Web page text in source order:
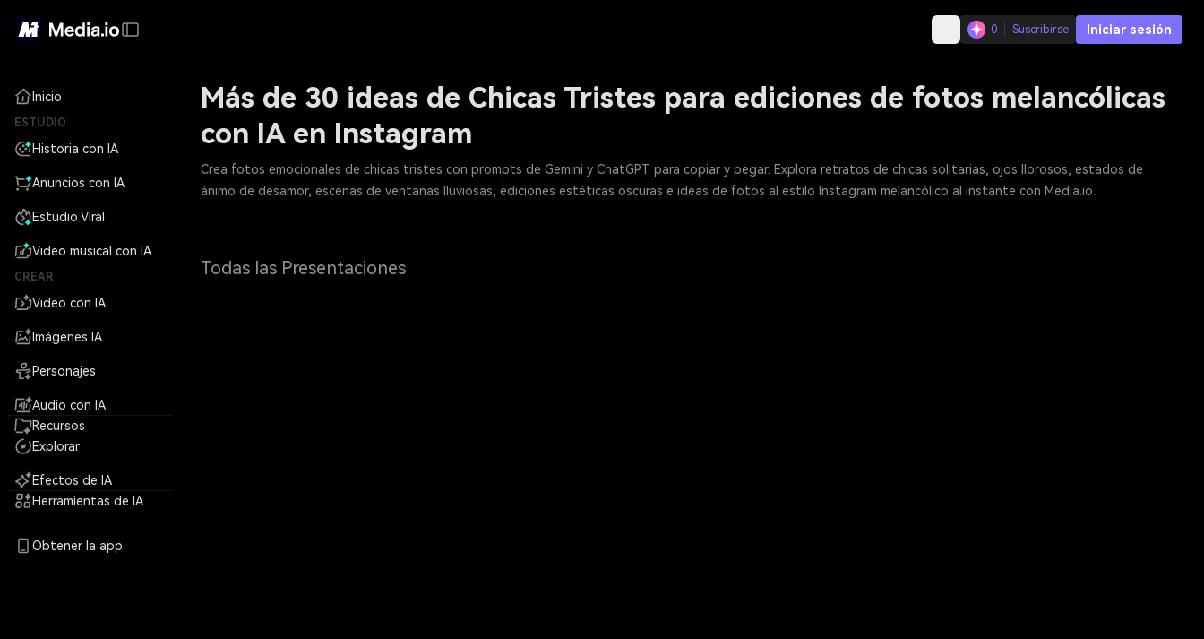
0 Suscribirse Iniciar sesión
Inicio
ESTUDIO
Historia con IA
Anuncios con IA
Estudio Viral
Video musical con IA
CREAR
Video con IA
Imágenes IA
Personajes
Audio con IA
Recursos
Explorar
Efectos de IA
Herramientas de IA
Obtener la app
Más de 30 ideas de Chicas Tristes para ediciones de fotos melancólicas
con IA en Instagram
Crea fotos emocionales de chicas tristes con prompts de Gemini y ChatGPT para copiar y pegar. Explora retratos de chicas solitarias, ojos llorosos, estados de
ánimo de desamor, escenas de ventanas lluviosas, ediciones estéticas oscuras e ideas de fotos al estilo Instagram melancólico al instante con Media.io.
Todas las Presentaciones